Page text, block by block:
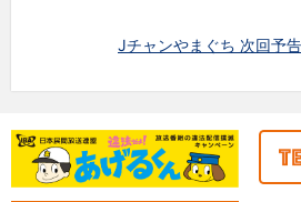
Jチャンやまぐち 次回予